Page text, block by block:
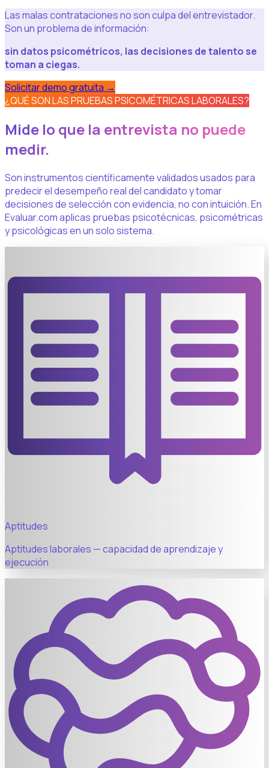
Las malas contrataciones no son culpa del entrevistador.
Son un problema de información:
sin datos psicométricos, las decisiones de talento se
toman a ciegas.
Solicitar demo gratuita →
¿QUÉ SON LAS PRUEBAS PSICOMÉTRICAS LABORALES?
Mide lo que la entrevista no puede
medir.
Son instrumentos científicamente validados usados para
predecir el desempeño real del candidato y tomar
decisiones de selección con evidencia, no con intuición. En
Evaluar.com aplicas pruebas psicotécnicas, psicométricas
y psicológicas en un solo sistema.
Aptitudes
Aptitudes laborales — capacidad de aprendizaje y
ejecución